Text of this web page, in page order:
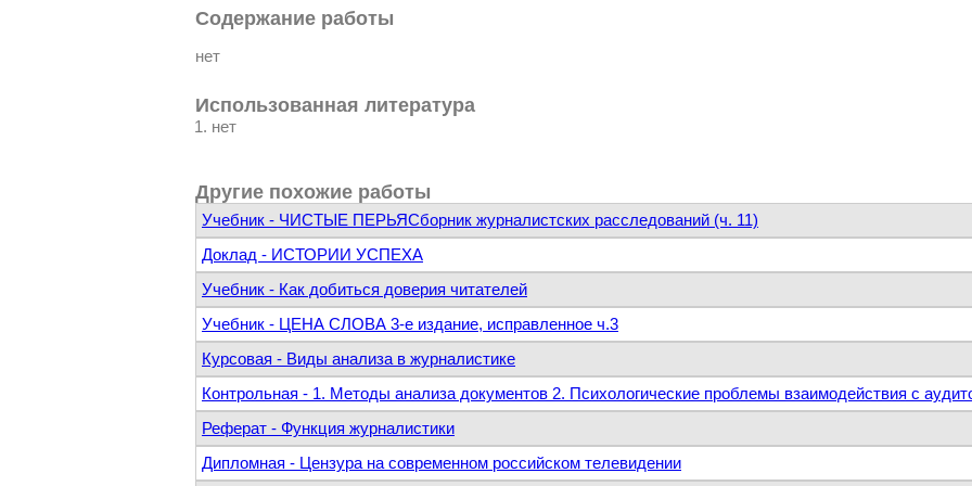
Содержание работы
нет
Использованная литература
нет
Другие похожие работы
Учебник - ЧИСТЫЕ ПЕРЬЯСборник журналистских расследований (ч. 11)
Доклад - ИСТОРИИ УСПЕХА
Учебник - Как добиться доверия читателей
Учебник - ЦЕНА СЛОВА 3-е издание, исправленное ч.3
Курсовая - Виды анализа в журналистике
Контрольная - 1. Методы анализа документов 2. Психологические проблемы взаимодействия с
Реферат - Функция журналистики
Дипломная - Цензура на современном российском телевидении